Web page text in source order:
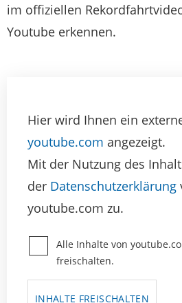
im offiziellen
Youtube erkennen.
Hier wird Ihnen ein
youtube.com angezeigt.
Mit der Nutzung des
der Datenschutzerklärung
youtube.com zu.
Alle Inhalte von
freischalten.
INHALTE FREISCHALTEN